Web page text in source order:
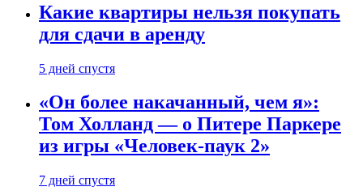
Какие квартиры нельзя покупать
для сдачи в аренду
5 дней спустя
«Он более накачанный, чем я»:
Том Холланд — о Питере Паркере
из игры «Человек-паук 2»
7 дней спустя